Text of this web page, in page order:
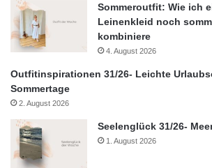
Sommeroutfit: Wie ich
Leinenkleid noch
kombiniere
4. August 2026
Outfitinspirationen 31/26- Leichte
Sommertage
2. August 2026
Seelenglück 31/26-
1. August 2026